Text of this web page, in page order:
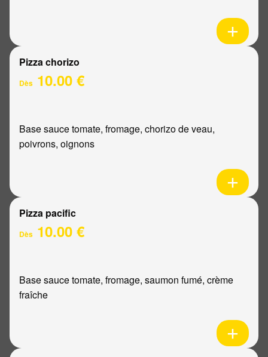
Pizza chorizo
Dès 10.00 €
Base sauce tomate, fromage, chorizo de veau,
poivrons, oignons
Pizza pacific
Dès 10.00 €
Base sauce tomate, fromage, saumon fumé, crème
fraîche